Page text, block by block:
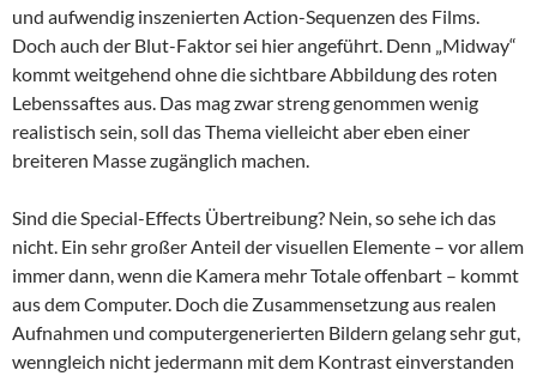
und aufwendig inszenierten Action-Sequenzen des Films.
Doch auch der Blut-Faktor sei hier angeführt. Denn „Midway“
kommt weitgehend ohne die sichtbare Abbildung des roten
Lebenssaftes aus. Das mag zwar streng genommen wenig
realistisch sein, soll das Thema vielleicht aber eben einer
breiteren Masse zugänglich machen.
Sind die Special-Effects Übertreibung? Nein, so sehe ich das
nicht. Ein sehr großer Anteil der visuellen Elemente – vor allem
immer dann, wenn die Kamera mehr Totale offenbart – kommt
aus dem Computer. Doch die Zusammensetzung aus realen
Aufnahmen und computergenerierten Bildern gelang sehr gut,
wenngleich nicht jedermann mit dem Kontrast einverstanden